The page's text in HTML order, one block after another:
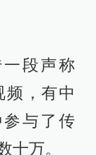
段声称
频，有中
与了传
十万。